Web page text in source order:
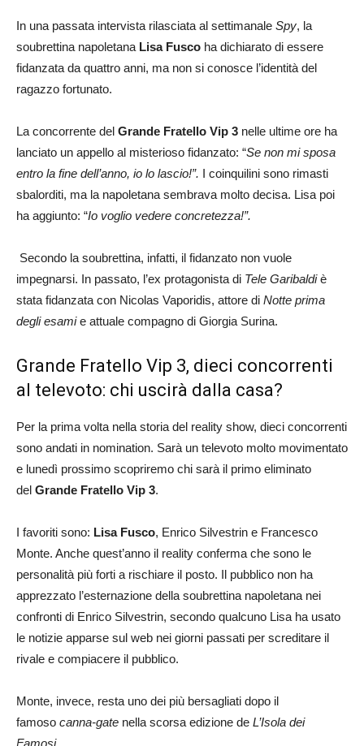
In una passata intervista rilasciata al settimanale Spy, la
soubrettina napoletana Lisa Fusco ha dichiarato di essere
fidanzata da quattro anni, ma non si conosce l’identità del
ragazzo fortunato.
La concorrente del Grande Fratello Vip 3 nelle ultime ore ha
lanciato un appello al misterioso fidanzato: “Se non mi sposa
entro la fine dell’anno, io lo lascio!”. I coinquilini sono rimasti
sbalorditi, ma la napoletana sembrava molto decisa. Lisa poi
ha aggiunto: “Io voglio vedere concretezza!”.
Secondo la soubrettina, infatti, il fidanzato non vuole
impegnarsi. In passato, l’ex protagonista di Tele Garibaldiè
stata fidanzata con Nicolas Vaporidis, attore di Notte prima
degli esamie attuale compagno di Giorgia Surina.
Grande Fratello Vip 3, dieci concorrenti
al televoto: chi uscirà dalla casa?
Per la prima volta nella storia del reality show, dieci concorrenti
sono andati in nomination. Sarà un televoto molto movimentato
e lunedì prossimo scopriremo chi sarà il primo eliminato
del Grande Fratello Vip 3.
I favoriti sono: Lisa Fusco, Enrico Silvestrin e Francesco
Monte. Anche quest’anno il reality conferma che sono le
personalità più forti a rischiare il posto. Il pubblico non ha
apprezzato l’esternazione della soubrettina napoletana nei
confronti di Enrico Silvestrin, secondo qualcuno Lisa ha usato
le notizie apparse sul web nei giorni passati per screditare il
rivale e compiacere il pubblico.
Monte, invece, resta uno dei più bersagliati dopo il
famoso canna-gate nella scorsa edizione de L’Isola dei